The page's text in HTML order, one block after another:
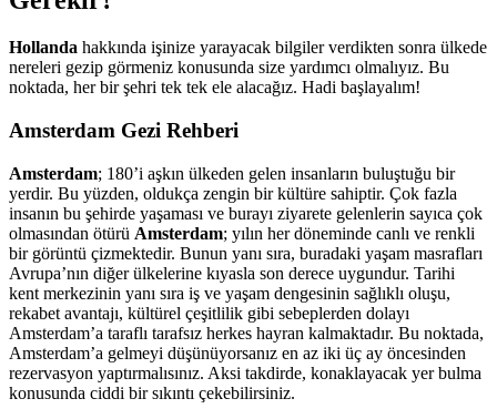
Hollanda hakkında işinize yarayacak bilgiler verdikten sonra ülkede
nereleri gezip görmeniz konusunda size yardımcı olmalıyız. Bu
noktada, her bir şehri tek tek ele alacağız. Hadi başlayalım!
Amsterdam Gezi Rehberi
Amsterdam; 180’i aşkın ülkeden gelen insanların buluştuğu bir
yerdir. Bu yüzden, oldukça zengin bir kültüre sahiptir. Çok fazla
insanın bu şehirde yaşaması ve burayı ziyarete gelenlerin sayıca çok
olmasından ötürü Amsterdam; yılın her döneminde canlı ve renkli
bir görüntü çizmektedir. Bunun yanı sıra, buradaki yaşam masrafları
Avrupa’nın diğer ülkelerine kıyasla son derece uygundur. Tarihi
kent merkezinin yanı sıra iş ve yaşam dengesinin sağlıklı oluşu,
rekabet avantajı, kültürel çeşitlilik gibi sebeplerden dolayı
Amsterdam’a taraflı tarafsız herkes hayran kalmaktadır. Bu noktada,
Amsterdam’a gelmeyi düşünüyorsanız en az iki üç ay öncesinden
rezervasyon yaptırmalısınız. Aksi takdirde, konaklayacak yer bulma
konusunda ciddi bir sıkıntı çekebilirsiniz.